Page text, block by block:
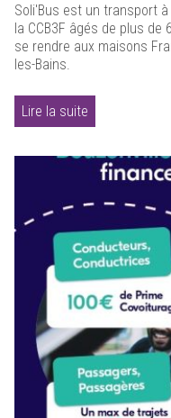
Soli'Bus est un transport
la CCB3F âgés de plus
se rendre aux maisons
les-Bains.
Lire la suite